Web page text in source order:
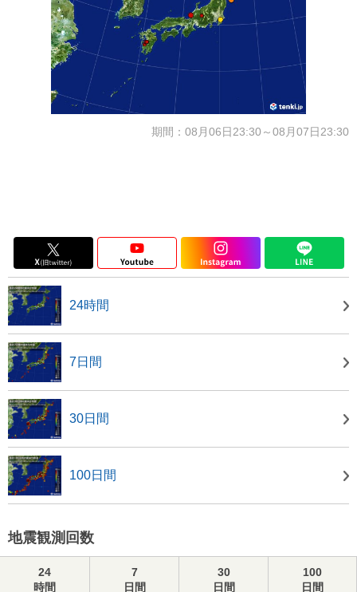
期間：08月06日23:30～08月07日23:30
24時間
7日間
30日間
100日間
地震観測回数
24
時間
7
日間
30
日間
100
日間